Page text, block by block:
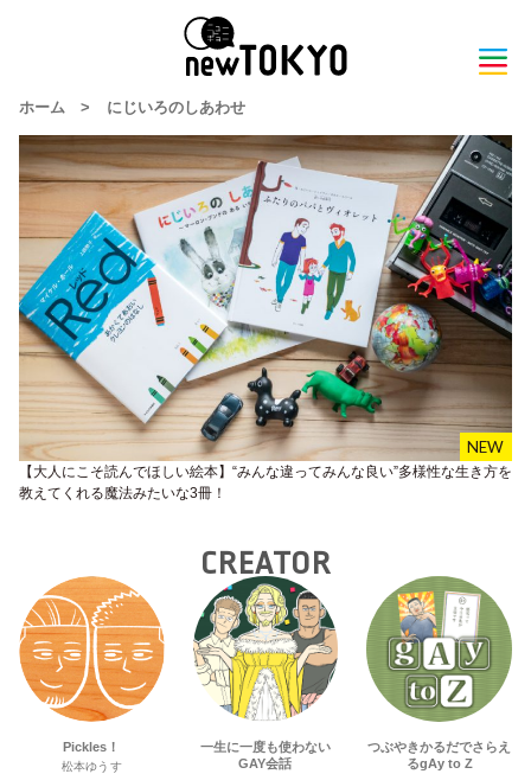
ホーム > にじいろのしあわせ
【大人にこそ読んでほしい絵本】“みんな違ってみんな良い”多様性な生き方を
教えてくれる魔法みたいな3冊！
CREATOR
Pickles！
松本ゆうす
一生に一度も使わない
GAY会話
つぶやきかるだでさらえ
るgAy to Z